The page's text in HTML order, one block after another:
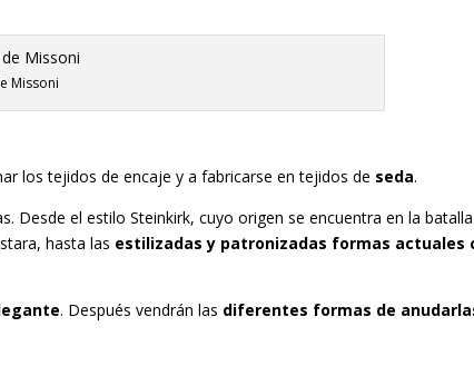
Missoni
los tejidos de encaje y a fabricarse en tejidos de seda.
Desde el estilo Steinkirk, cuyo origen se encuentra en la
hasta las estilizadas y patronizadas formas actuales
. Después vendrán las diferentes formas de